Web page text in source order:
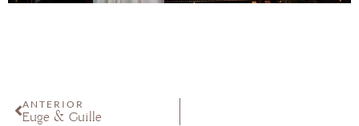
ANTERIOR
Euge & Guille